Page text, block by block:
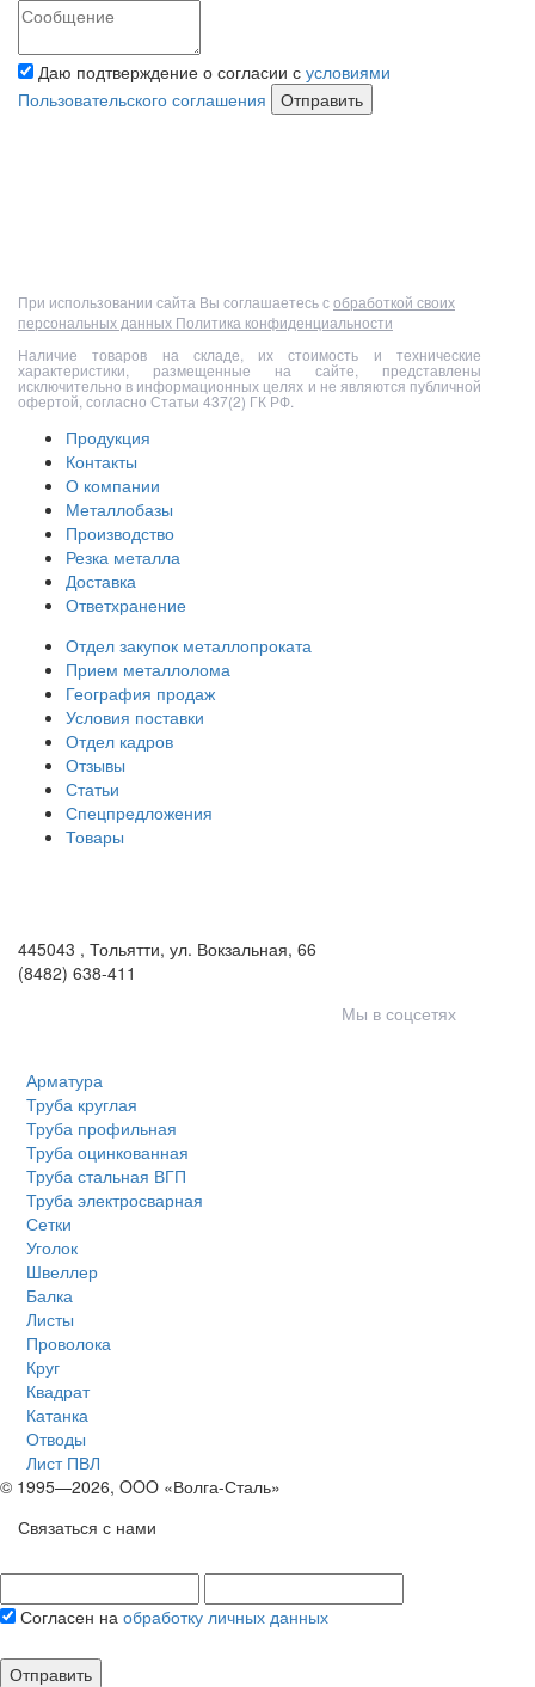
Даю подтверждение о согласии с условиями
Пользовательского соглашения
Отправить
При использовании сайта Вы соглашаетесь собработкой своих
персональных данных Политика конфиденциальности
Наличие товаров на складе, их стоимость и технические
характеристики, размещенные на сайте, представлены
исключительно в информационных целях и не являются публичной
офертой, согласно Статьи 437(2) ГК РФ.
Продукция
Контакты
О компании
Металлобазы
Производство
Резка металла
Доставка
Ответхранение
Отдел закупок металлопроката
Прием металлолома
География продаж
Условия поставки
Отдел кадров
Отзывы
Статьи
Спецпредложения
Товары
445043 , Тольятти, ул. Вокзальная, 66
(8482) 638-411
Мы в соцсетях
Арматура
Труба круглая
Труба профильная
Труба оцинкованная
Труба стальная ВГП
Труба электросварная
Сетки
Уголок
Швеллер
Балка
Листы
Проволока
Круг
Квадрат
Катанка
Отводы
Лист ПВЛ
© 1995—2026, OOO «Волга-Сталь»
Связаться с нами
Согласен на обработку личных данных
Отправить